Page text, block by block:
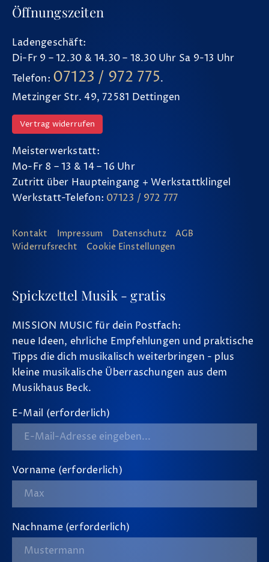
Öffnungszeiten
Ladengeschäft:
Di-Fr 9 – 12.30 & 14.30 – 18.30 Uhr Sa 9-13 Uhr
Telefon: 07123 / 972 775.
Metzinger Str. 49, 72581 Dettingen
Vertrag widerrufen
Meisterwerkstatt:
Mo-Fr 8 – 13 & 14 – 16 Uhr
Zutritt über Haupteingang + Werkstattklingel
Werkstatt-Telefon: 07123 / 972 777
Kontakt Impressum Datenschutz
AGB
Widerrufsrecht
Cookie Einstellungen
Spickzettel Musik - gratis
MISSION MUSIC für dein Postfach:
neue Ideen, ehrliche Empfehlungen und praktische
Tipps die dich musikalisch weiterbringen - plus
kleine musikalische Überraschungen aus dem
Musikhaus Beck.
E-Mail (erforderlich)
Vorname (erforderlich)
Nachname (erforderlich)